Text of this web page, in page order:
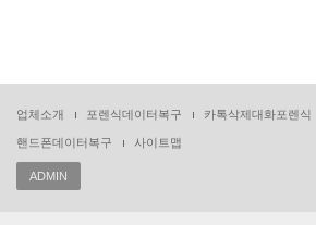
업체소개 포렌식데이터복구 카톡삭제대화포렌식
핸드폰데이터복구 사이트맵
ADMIN